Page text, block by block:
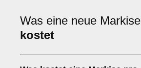
Was eine neue Markise
kostet